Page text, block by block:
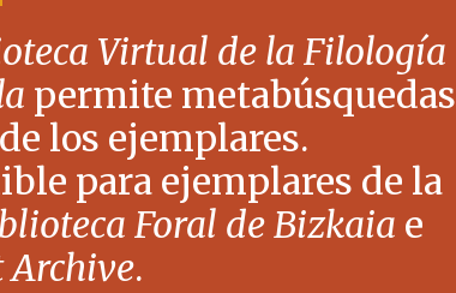
Virtual de la Filología
permite metabúsquedas
los ejemplares.
para ejemplares de la
Foral de Bizkaia e
.